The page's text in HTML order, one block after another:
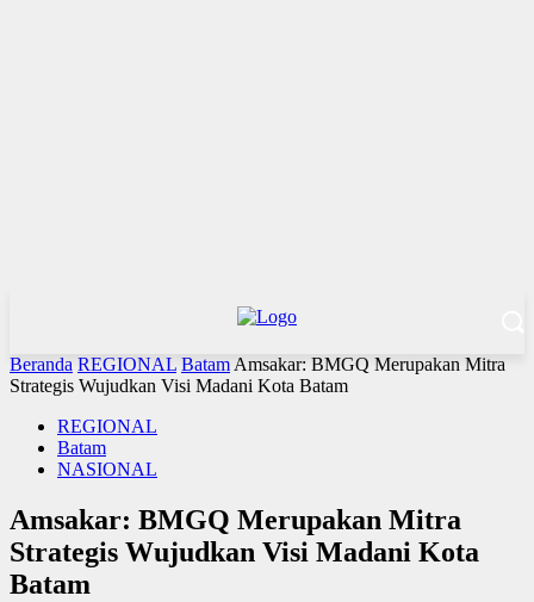
Beranda REGIONAL Batam Amsakar: BMGQ Merupakan Mitra
Strategis Wujudkan Visi Madani Kota Batam
REGIONAL
Batam
NASIONAL
Amsakar: BMGQ Merupakan Mitra
Strategis Wujudkan Visi Madani Kota
Batam